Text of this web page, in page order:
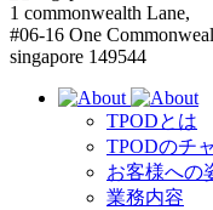
1 commonwealth Lane,
#06-16 One
singapore 149544
TPODとは
TPODのチ
お客様への
業務内容